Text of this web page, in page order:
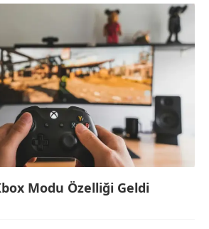
Modu Özelliği Geldi